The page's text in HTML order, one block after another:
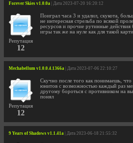
Forever Skies v1.0.0a | Дата 2023-07-20 16:20:12
Репутация
12
Поиграл часа 3 и удалил, скукота,
не интересная стрельба по всякой
ресурсов и прочие рутинные действия
игры так же на нуле как для такой
Mechabellum v1.0.0.4.1366a | Дата 2023-07-06 22:10:27
Репутация
12
Скучно после того как понимаешь,
юнитов с возможностью каждый раз
другому бороться с противником на
понял
9 Years of Shadows v1.1.41a | Дата 2023-06-18 21:55:32